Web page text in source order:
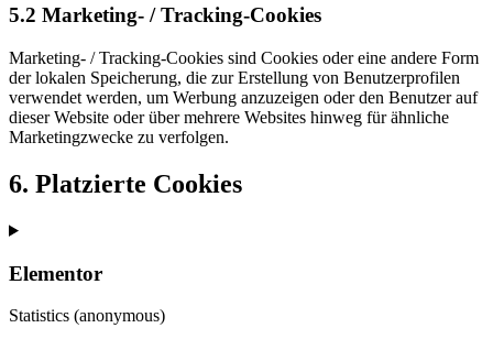
5.2 Marketing- / Tracking-Cookies
Marketing- / Tracking-Cookies sind Cookies oder eine andere Form
der lokalen Speicherung, die zur Erstellung von Benutzerprofilen
verwendet werden, um Werbung anzuzeigen oder den Benutzer auf
dieser Website oder über mehrere Websites hinweg für ähnliche
Marketingzwecke zu verfolgen.
6. Platzierte Cookies
Elementor
Statistics (anonymous)